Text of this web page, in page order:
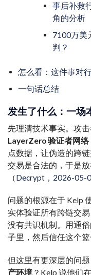
事后补救
角的分析
7100万美
判？
怎么看：这件事对
一句话总结
发生了什么：一场
先理清技术事实。攻击
LayerZero 验证者网络
点数据，让伪造的跨
交易是合法的，于是
（Decrypt，2026-05-
问题的根源在于 Kelp
实体验证所有跨链交
没有共识机制。用通
子里，然后信任这个篮
但这里有更深层的问题
产环境 ？Kelp 说他们